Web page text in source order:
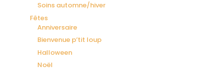
Soins automne/hiver
Fêtes
Anniversaire
Bienvenue p’tit loup
Halloween
Noël